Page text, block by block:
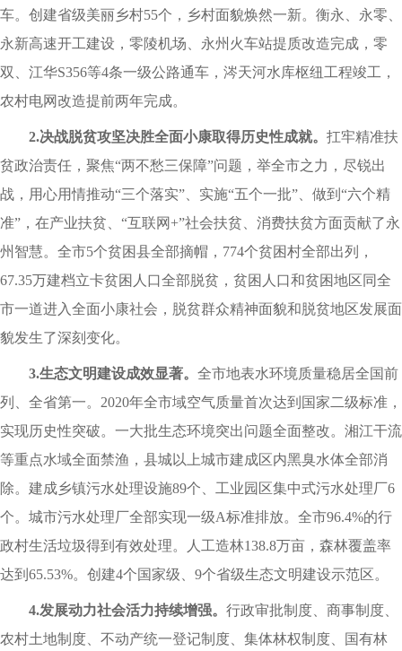
车。创建省级美丽乡村55个，乡村面貌焕然一新。衡永、永零、
永新高速开工建设，零陵机场、永州火车站提质改造完成，零
双、江华S356等4条一级公路通车，涔天河水库枢纽工程竣工，
农村电网改造提前两年完成。
2.决战脱贫攻坚决胜全面小康取得历史性成就。 扛牢精准扶
贫政治责任，聚焦“两不愁三保障”问题，举全市之力，尽锐出
战，用心用情推动“三个落实”、实施“五个一批”、做到“六个精
准”，在产业扶贫、“互联网+”社会扶贫、消费扶贫方面贡献了永
州智慧。全市5个贫困县全部摘帽，774个贫困村全部出列，
67.35万建档立卡贫困人口全部脱贫，贫困人口和贫困地区同全
市一道进入全面小康社会，脱贫群众精神面貌和脱贫地区发展面
貌发生了深刻变化。
3.生态文明建设成效显著。 全市地表水环境质量稳居全国前
列、全省第一。2020年全市域空气质量首次达到国家二级标准，
实现历史性突破。一大批生态环境突出问题全面整改。湘江干流
等重点水域全面禁渔，县城以上城市建成区内黑臭水体全部消
除。建成乡镇污水处理设施89个、工业园区集中式污水处理厂6
个。城市污水处理厂全部实现一级A标准排放。全市96.4%的行
政村生活垃圾得到有效处理。人工造林138.8万亩，森林覆盖率
达到65.53%。创建4个国家级、9个省级生态文明建设示范区。
4.发展动力社会活力持续增强。 行政审批制度、商事制度、
农村土地制度、不动产统一登记制度、集体林权制度、国有林